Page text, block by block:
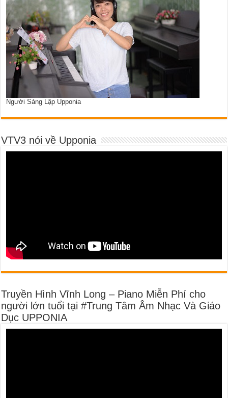
Người Sáng Lập Upponia
VTV3 nói về Upponia
Truyền Hình Vĩnh Long – Piano Miễn Phí cho
người lớn tuổi tại #Trung Tâm Âm Nhạc Và Giáo
Dục UPPONIA